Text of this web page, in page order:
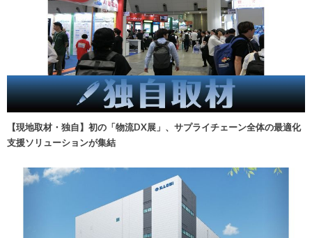
【現地取材・独自】初の「物流DX展」、サプライチェーン全体の最適化
支援ソリューションが集結